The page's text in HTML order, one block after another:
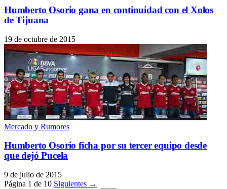
Humberto Osorio gana en continuidad con el Xolos
de Tijuana
19 de octubre de 2015
Mercado y Rumores
Humberto Osorio ficha por su tercer equipo desde
que dejó Pucela
9 de julio de 2015
Página 1 de 10 Siguientes →